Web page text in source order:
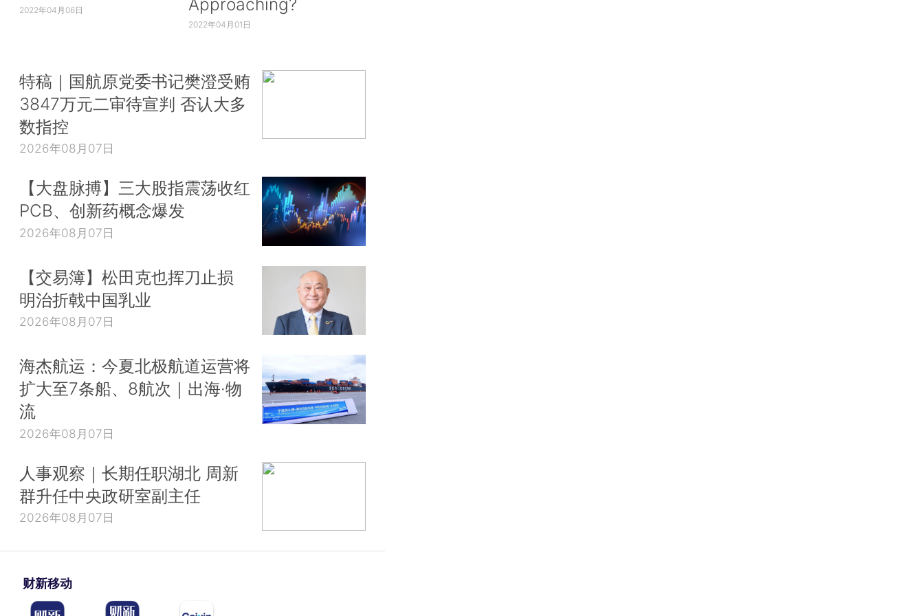
2022年04月06日
Approaching?
2022年04月01日
特稿｜国航原党委书记樊澄受贿
3847万元二审待宣判 否认大多
数指控
2026年08月07日
【大盘脉搏】三大股指震荡收红
PCB、创新药概念爆发
2026年08月07日
【交易簿】松田克也挥刀止损
明治折戟中国乳业
2026年08月07日
海杰航运：今夏北极航道运营将
扩大至7条船、8航次｜出海·物
流
2026年08月07日
人事观察｜长期任职湖北 周新
群升任中央政研室副主任
2026年08月07日
财新移动